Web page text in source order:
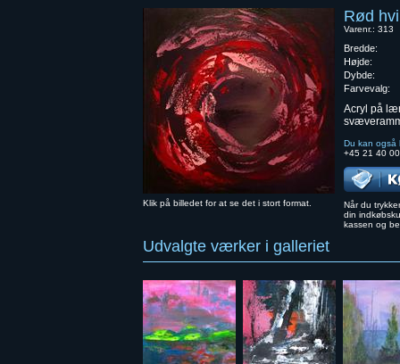
Klik på billedet for at se det i stort format.
Rød
Varenr.: 313
Bredde:
Højde:
Dybde:
Farvevalg:
Acryl på
Du kan også
+45 21 40
Når du
din
kassen og
Udvalgte værker i galleriet